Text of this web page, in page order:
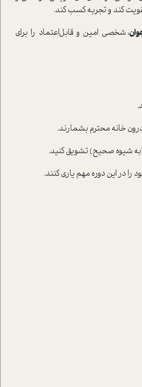
کند و تجربه کسب کند.
، شخصی امین و قابل‌اعتماد را برای